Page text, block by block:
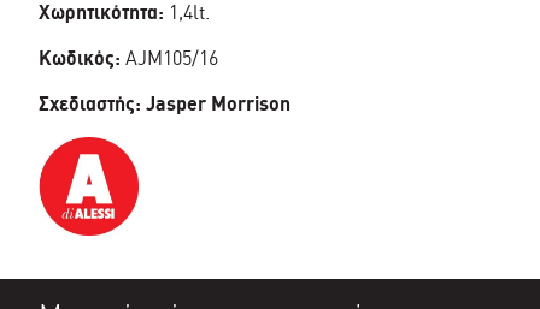
Χωρητικότητα: 1,4lt.
Κωδικός: AJM105/16
Σχεδιαστής: Jasper Morrison